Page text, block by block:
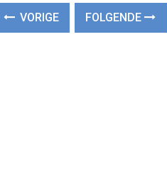
VORIGE FOLGENDE